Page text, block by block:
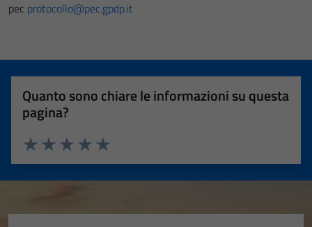
pec protocollo@pec.gpdp.it
Quanto sono chiare le informazioni su questa
pagina?
Valuta 5 stelle su 5
Valuta 4 stelle su 5
Valuta 3 stelle su 5
Valuta 2 stelle su 5
Valuta 1 stelle su 5